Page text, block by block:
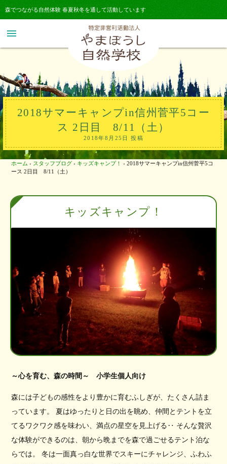
森でつながる自然体験 春夏秋冬を通して活動しています
menu
2018サマーキャンプin信州菅平5コー
ス 2日目 8/11（土）
2018年8月25日 投稿
ホーム › スタッフブログ › キッズキャンプ！ › 2018サマーキャンプin信州菅平5コ
ース 2日目 8/11（土）
キッズキャンプ！
～心を育む、森の時間～ 小学生個人向け
森には子どもの感性をより豊かに育むふしぎが、たくさん詰ま
っています。 夏はゆったりと日の出を眺め、仲間とテントを立
てるワクワク感を味わい、満点の星空を見上げる‥ そんな贅沢
な体験ができるのは、朝から晩までを森で過ごせるテント泊な
らでは。 冬は一面真っ白な世界でスキーにチャレンジ、ふわふ